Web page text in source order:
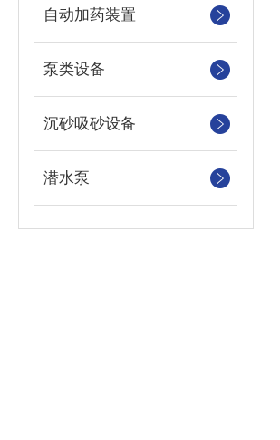
自动加药装置
泵类设备
沉砂吸砂设备
潜水泵